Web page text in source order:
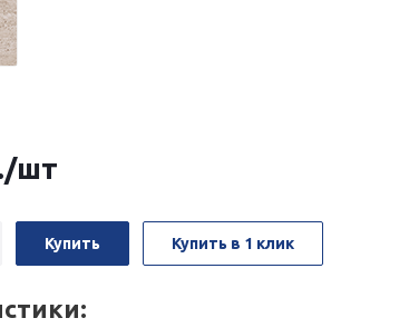
/шт
Купить Купить в 1 клик